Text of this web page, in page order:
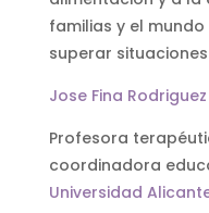
familias y el
superar
Jose Fina Rodriguez
Profesora
coordinadora
Universidad